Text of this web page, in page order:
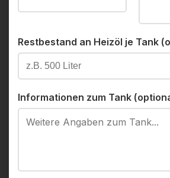
Restbestand an Heizöl je Tank
Informationen zum Tank